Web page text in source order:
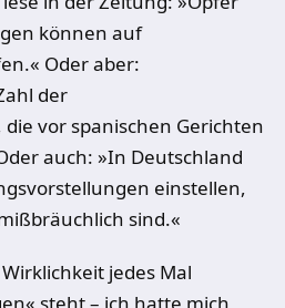
können auf
Oder aber:
der
vor spanischen Gerichten
auch: »In Deutschland
einstellen,
sind.«
jedes Mal